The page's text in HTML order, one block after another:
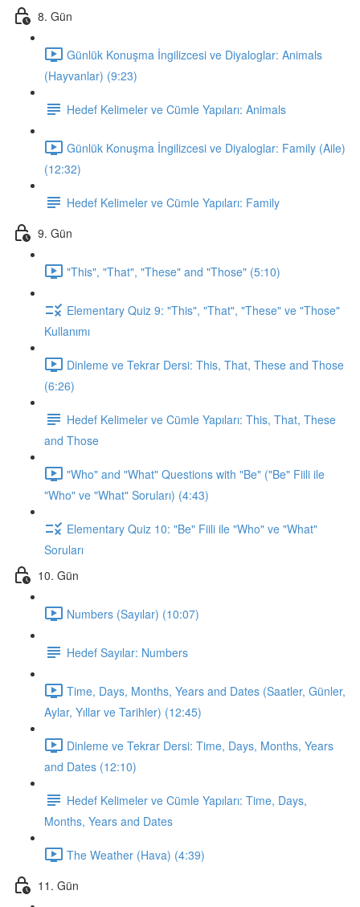
8. Gün
Günlük Konuşma İngilizcesi ve Diyaloglar: Animals
(Hayvanlar) (9:23)
Hedef Kelimeler ve Cümle Yapıları: Animals
Günlük Konuşma İngilizcesi ve Diyaloglar: Family (Aile)
(12:32)
Hedef Kelimeler ve Cümle Yapıları: Family
9. Gün
"This", "That", "These" and "Those" (5:10)
Elementary Quiz 9: "This", "That", "These" ve "Those"
Kullanımı
Dinleme ve Tekrar Dersi: This, That, These and Those
(6:26)
Hedef Kelimeler ve Cümle Yapıları: This, That, These
and Those
"Who" and "What" Questions with "Be" ("Be" Fiili ile
"Who" ve "What" Soruları) (4:43)
Elementary Quiz 10: "Be" Fiili ile "Who" ve "What"
Soruları
10. Gün
Numbers (Sayılar) (10:07)
Hedef Sayılar: Numbers
Time, Days, Months, Years and Dates (Saatler, Günler,
Aylar, Yıllar ve Tarihler) (12:45)
Dinleme ve Tekrar Dersi: Time, Days, Months, Years
and Dates (12:10)
Hedef Kelimeler ve Cümle Yapıları: Time, Days,
Months, Years and Dates
The Weather (Hava) (4:39)
11. Gün